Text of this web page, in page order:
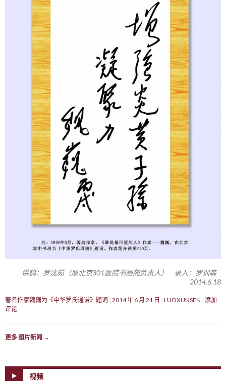
供稿：罗沈茹（原北京301医院书画苑负责人） 录入：罗训森
2014.6.18
著名作家魏巍为《中华罗氏通谱》题词 2014 年 6 月 21 日 LUOXUNSEN 添加
评论
更多 图片新闻 →
视频